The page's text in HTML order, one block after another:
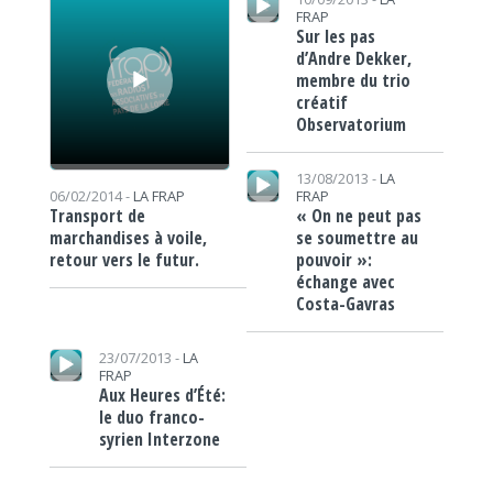
06/02/2014 - LA FRAP
Transport de
marchandises à voile,
retour vers le futur.
FRAP
Sur les pas
d’Andre Dekker,
membre du trio
créatif
Observatorium
Lecteur audio
13/08/2013 - LA
FRAP
« On ne peut pas
se soumettre au
pouvoir »:
échange avec
Costa-Gavras
Lecteur audio
23/07/2013 - LA
FRAP
Aux Heures d’Été:
le duo franco-
syrien Interzone